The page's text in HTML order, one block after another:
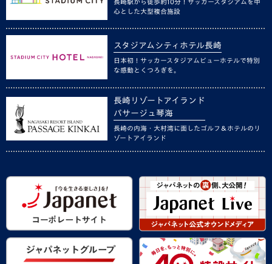
心とした大型複合施設
スタジアムシティホテル長崎
日本初！サッカースタジアムビューホテルで特別
な感動とくつろぎを。
長崎リゾートアイランド
パサージュ琴海
長崎の内海・大村湾に面したゴルフ＆ホテルのリ
ゾートアイランド